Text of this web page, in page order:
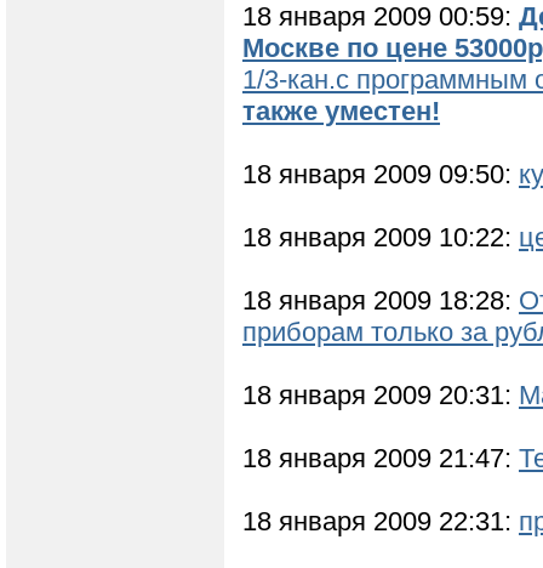
18 января 2009 00:59:
Москве по цене
1/3-кан.с программным
также уместен!
18 января 2009 09:50:
18 января 2009 10:22:
18 января 2009 18:28:
приборам только за
18 января 2009 20:31:
18 января 2009 21:47:
18 января 2009 22:31: